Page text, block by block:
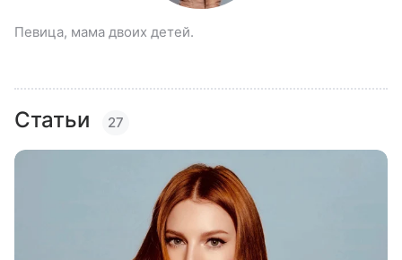
Певица, мама двоих детей.
Статьи 27